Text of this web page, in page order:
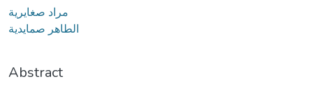
مراد صغايرية
الطاهر صمايدية
Abstract